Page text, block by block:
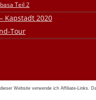
Teil 2
Kapstadt 2020
Tour
Website verwende ich Affiliate-Links.